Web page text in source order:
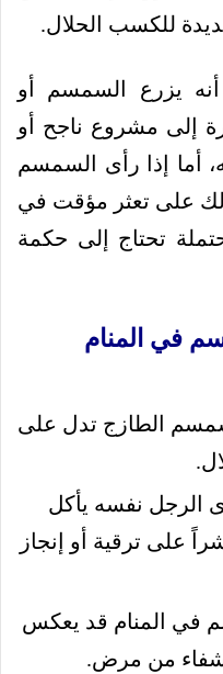
للكسب الحلال.
يزرع السمسم أو
إلى مشروع ناجح أو
أما إذا رأى السمسم
على تعثر مؤقت في
تحتاج إلى حكمة
في المنام
الطازج تدل على
الرجل نفسه يأكل
على ترقية أو إنجاز
في المنام قد يعكس
من مرض.